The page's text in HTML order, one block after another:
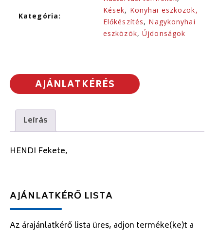
Kategória:
Kések, Konyhai eszközök,
Előkészítés, Nagykonyhai
eszközök,Újdonságok
AJÁNLATKÉRÉS
Leírás
HENDI Fekete,
AJÁNLATKÉRŐ LISTA
Az árajánlatkérő lista üres, adjon terméke(ke)t a